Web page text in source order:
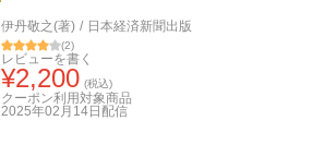
伊丹敬之(著) / 日本経済新聞出版
(2)
レビューを書く
¥2,200 (税込)
クーポン利用対象商品
2025年02月14日 配信